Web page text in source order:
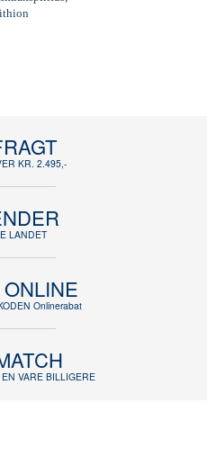
KR. 2.495,-
LANDET
Onlinerabat
VARE BILLIGERE